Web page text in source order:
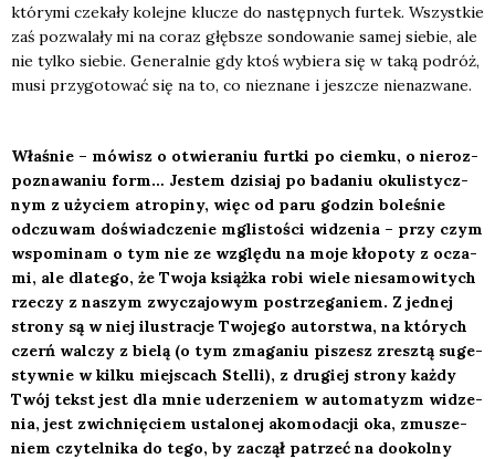
któ­ry­mi cze­ka­ły kolej­ne klu­cze do następ­nych fur­tek. Wszyst­kie
zaś pozwa­la­ły mi na coraz głęb­sze son­do­wa­nie samej sie­bie, ale
nie tyl­ko sie­bie. Gene­ral­nie gdy ktoś wybie­ra się w taką podróż,
musi przy­go­to­wać się na to, co nie­zna­ne i jesz­cze nie­na­zwa­ne.
Wła­śnie – mówisz o otwie­ra­niu furt­ki po ciem­ku, o nie­roz­
po­zna­wa­niu form… Jestem dzi­siaj po bada­niu oku­li­stycz­
nym z uży­ciem atro­pi­ny, więc od paru godzin bole­śnie
odczu­wam doświad­cze­nie mgli­sto­ści widze­nia – przy czym
wspo­mi­nam o tym nie ze wzglę­du na moje kło­po­ty z ocza­
mi, ale dla­te­go, że Two­ja książ­ka robi wie­le nie­sa­mo­wi­tych
rze­czy z naszym zwy­cza­jo­wym postrze­ga­niem. Z jed­nej
stro­ny są w niej ilu­stra­cje Two­je­go autor­stwa, na któ­rych
czerń wal­czy z bie­lą (o tym zma­ga­niu piszesz zresz­tą suge­
styw­nie w kil­ku miej­scach Stel­li), z dru­giej stro­ny każ­dy
Twój tekst jest dla mnie ude­rze­niem w auto­ma­tyzm widze­
nia, jest zwich­nię­ciem usta­lo­nej ako­mo­da­cji oka, zmu­sze­
niem czy­tel­ni­ka do tego, by zaczął patrzeć na dookol­ny